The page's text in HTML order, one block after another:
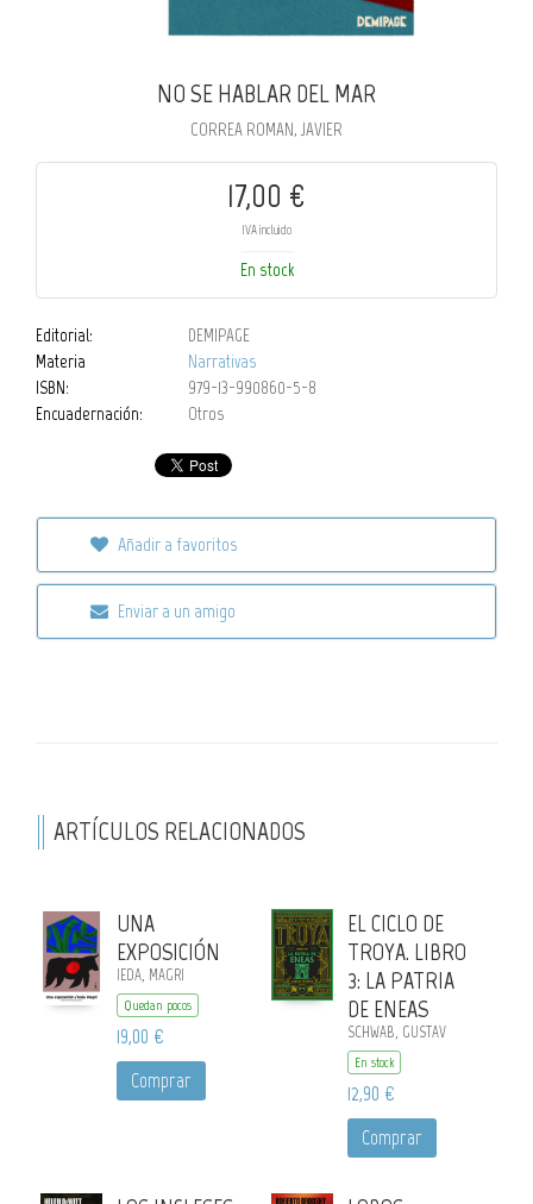
NO SE HABLAR DEL MAR
CORREA ROMAN, JAVIER
17,00 €
IVA incluido
En stock
Editorial:
DEMIPAGE
Materia
Narrativas
ISBN:
979-13-990860-5-8
Encuadernación:
Otros
Añadir a favoritos
Enviar a un amigo
ARTÍCULOS RELACIONADOS
UNA
EXPOSICIÓN
IEDA, MAGRI
Quedan pocos
19,00 €
Comprar
EL CICLO DE
TROYA. LIBRO
3: LA PATRIA
DE ENEAS
SCHWAB, GUSTAV
En stock
12,90 €
Comprar